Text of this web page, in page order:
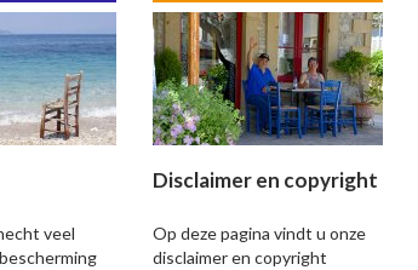
veel
Disclaimer en copyright
Op deze pagina vindt u onze
disclaimer en copyright